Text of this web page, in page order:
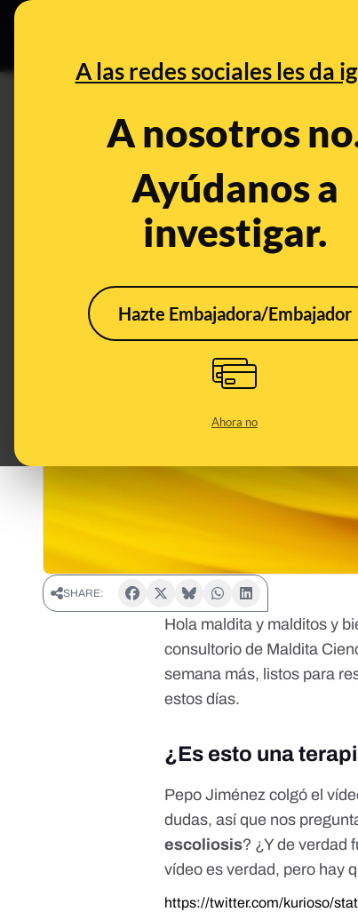
A las redes sociales les da
A nosotros
Ayúdanos a
investigar.
Hazte Embajadora/Embajador
Ahora no
Propóleo, rubeola,
Jan 11, 2019, 8:07:00 AM
SHARE:
Hola maldita y malditos y
consultorio de Maldita
semana más, listos para
estos días.
¿Es esto una
Pepo Jiménez colgó el
dudas, así que nos
escoliosis? ¿Y de verdad
vídeo es verdad, pero hay
https://twitter.com/kurioso/